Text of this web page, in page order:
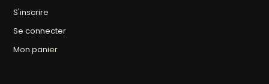
S'inscrire
Se connecter
Mon panier